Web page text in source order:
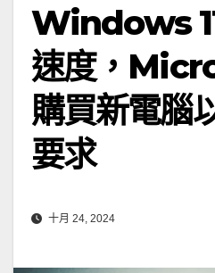
Windows
速度，
購買新電腦
要求
十月 24, 2024